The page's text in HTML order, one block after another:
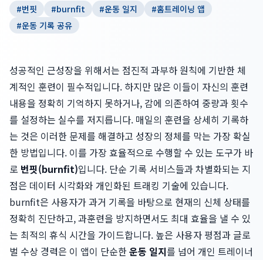
#번핏 #burnfit #운동 일지 #홈트레이닝 앱
#운동 기록 공유
성공적인 근성장을 위해서는 점진적 과부하 원칙에 기반한 체
계적인 훈련이 필수적입니다. 하지만 많은 이들이 자신의 훈련
내용을 정확히 기억하지 못하거나, 감에 의존하여 중량과 횟수
를 설정하는 실수를 저지릅니다. 매일의 훈련을 상세히 기록하
는 것은 이러한 문제를 해결하고 성장의 정체를 막는 가장 확실
한 방법입니다. 이를 가장 효율적으로 수행할 수 있는 도구가 바
로 번핏(burnfit)입니다. 단순 기록 서비스들과 차별화되는 지
점은 데이터 시각화와 개인화된 트래킹 기술에 있습니다.
burnfit은 사용자가 과거 기록을 바탕으로 현재의 신체 상태를
정확히 진단하고, 과훈련을 방지하면서도 최대 효율을 낼 수 있
는 최적의 휴식 시간을 가이드합니다. 높은 사용자 평점과 글로
벌 수상 경력은 이 앱이 단순한운동 일지를 넘어 개인 트레이너